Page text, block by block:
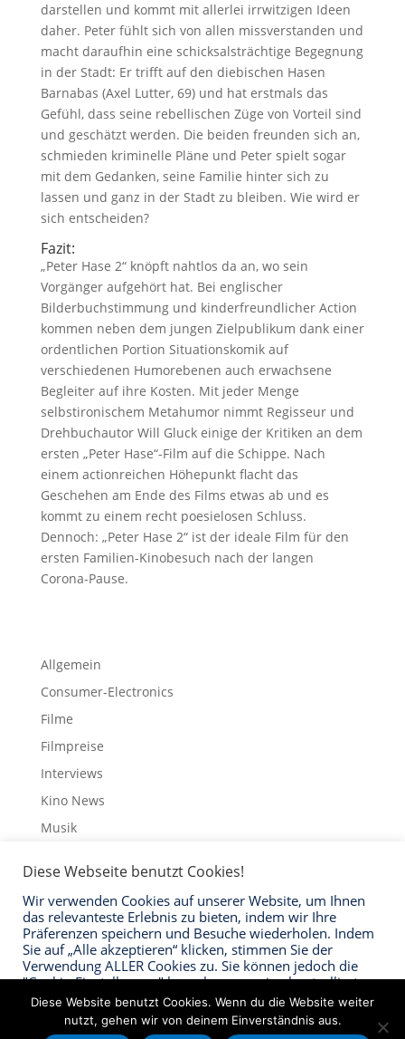
darstellen und kommt mit allerlei irrwitzigen Ideen
daher. Peter fühlt sich von allen missverstanden und
macht daraufhin eine schicksalsträchtige Begegnung
in der Stadt: Er trifft auf den diebischen Hasen
Barnabas (Axel Lutter, 69) und hat erstmals das
Gefühl, dass seine rebellischen Züge von Vorteil sind
und geschätzt werden. Die beiden freunden sich an,
schmieden kriminelle Pläne und Peter spielt sogar
mit dem Gedanken, seine Familie hinter sich zu
lassen und ganz in der Stadt zu bleiben. Wie wird er
sich entscheiden?
Fazit:
„Peter Hase 2“ knöpft nahtlos da an, wo sein
Vorgänger aufgehört hat. Bei englischer
Bilderbuchstimmung und kinderfreundlicher Action
kommen neben dem jungen Zielpublikum dank einer
ordentlichen Portion Situationskomik auf
verschiedenen Humorebenen auch erwachsene
Begleiter auf ihre Kosten. Mit jeder Menge
selbstironischem Metahumor nimmt Regisseur und
Drehbuchautor Will Gluck einige der Kritiken an dem
ersten „Peter Hase“-Film auf die Schippe. Nach
einem actionreichen Höhepunkt flacht das
Geschehen am Ende des Films etwas ab und es
kommt zu einem recht poesielosen Schluss.
Dennoch: „Peter Hase 2“ ist der ideale Film für den
ersten Familien-Kinobesuch nach der langen
Corona-Pause.
Allgemein
Consumer-Electronics
Filme
Filmpreise
Interviews
Kino News
Musik
Streaming
Trailer
Impressum Datenschutzerklärung Kontakt
Diese Webseite benutzt Cookies!
Wir verwenden Cookies auf unserer Website, um Ihnen
das relevanteste Erlebnis zu bieten, indem wir Ihre
Präferenzen speichern und Besuche wiederholen. Indem
Sie auf „Alle akzeptieren“ klicken, stimmen Sie der
Verwendung ALLER Cookies zu. Sie können jedoch die
"Cookie-Einstellungen" besuchen, um eine kontrollierte
Zustimmung zu erteilen.
Cookie Einstellungen Akzeptieren "Alle"
Diese Website benutzt Cookies. Wenn du die Website weiter
nutzt, gehen wir von deinem Einverständnis aus.